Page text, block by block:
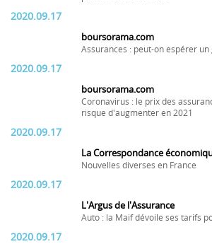
2020.09.17
boursorama.com
Assurances : peut-on espérer un
2020.09.17
boursorama.com
Coronavirus : le prix des
risque d'augmenter en 2021
2020.09.17
La Correspondance
Nouvelles diverses en France
2020.09.17
L'Argus de l'Assurance
Auto : la Maif dévoile ses tarifs
2020.09.17